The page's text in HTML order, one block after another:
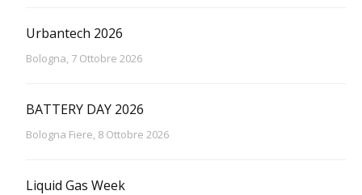
Urbantech 2026
Bologna, 7 Ottobre 2026
BATTERY DAY 2026
Bologna Fiere, 8 Ottobre 2026
Liquid Gas Week